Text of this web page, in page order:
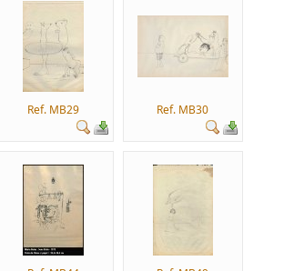
Ref. MB29 Ref. MB30